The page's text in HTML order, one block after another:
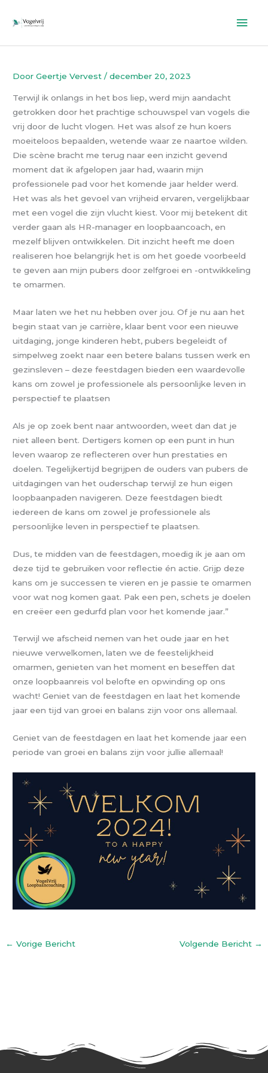
naar
DoorGeertje Vervest/december 20, 2023
Terwijl ik onlangs in het bos liep, werd mijn aandacht
getrokken door het prachtige schouwspel van vogels die
vrij door de lucht vlogen. Het was alsof ze hun koers
moeiteloos bepaalden, wetende waar ze naartoe wilden.
Die scène bracht me terug naar een inzicht gevend
moment dat ik afgelopen jaar had, waarin mijn
professionele pad voor het komende jaar helder werd.
Het was als het gevoel van vrijheid ervaren, vergelijkbaar
met een vogel die zijn vlucht kiest. Voor mij betekent dit
verder gaan als HR-manager en loopbaancoach, en
mezelf blijven ontwikkelen. Dit inzicht heeft me doen
realiseren hoe belangrijk het is om het goede voorbeeld
te geven aan mijn pubers door zelfgroei en -ontwikkeling
te omarmen.
Maar laten we het nu hebben over jou. Of je nu aan het
begin staat van je carrière, klaar bent voor een nieuwe
uitdaging, jonge kinderen hebt, pubers begeleidt of
simpelweg zoekt naar een betere balans tussen werk en
gezinsleven – deze feestdagen bieden een waardevolle
kans om zowel je professionele als persoonlijke leven in
perspectief te plaatsen
Als je op zoek bent naar antwoorden, weet dan dat je
niet alleen bent. Dertigers komen op een punt in hun
leven waarop ze reflecteren over hun prestaties en
doelen. Tegelijkertijd begrijpen de ouders van pubers de
uitdagingen van het ouderschap terwijl ze hun eigen
loopbaanpaden navigeren. Deze feestdagen biedt
iedereen de kans om zowel je professionele als
persoonlijke leven in perspectief te plaatsen.
Dus, te midden van de feestdagen, moedig ik je aan om
deze tijd te gebruiken voor reflectie én actie. Grijp deze
kans om je successen te vieren en je passie te omarmen
voor wat nog komen gaat. Pak een pen, schets je doelen
en creëer een gedurfd plan voor het komende jaar.”
Terwijl we afscheid nemen van het oude jaar en het
nieuwe verwelkomen, laten we de feestelijkheid
omarmen, genieten van het moment en beseffen dat
onze loopbaanreis vol belofte en opwinding op ons
wacht! Geniet van de feestdagen en laat het komende
jaar een tijd van groei en balans zijn voor ons allemaal.
Geniet van de feestdagen en laat het komende jaar een
periode van groei en balans zijn voor jullie allemaal!
← Vorige Bericht Volgende Bericht →